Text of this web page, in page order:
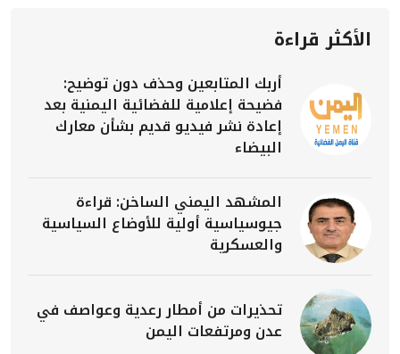
الأكثر قراءة
أربك المتابعين وحذف دون توضيح:
فضيحة إعلامية للفضائية اليمنية بعد
إعادة نشر فيديو قديم بشأن معارك
البيضاء
المشهد اليمني الساخن: قراءة
جيوسياسية أولية للأوضاع السياسية
والعسكرية
تحذيرات من أمطار رعدية وعواصف في
عدن ومرتفعات اليمن